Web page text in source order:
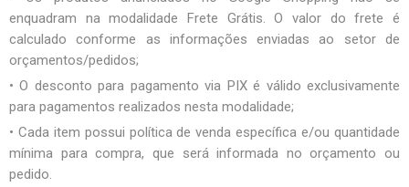
enquadram na modalidade Frete Grátis. O valor do frete é
calculado conforme as informações enviadas ao setor de
orçamentos/pedidos;
• O desconto para pagamento via PIX é válido exclusivamente
para pagamentos realizados nesta modalidade;
• Cada item possui política de venda específica e/ou quantidade
mínima para compra, que será informada no orçamento ou
pedido.